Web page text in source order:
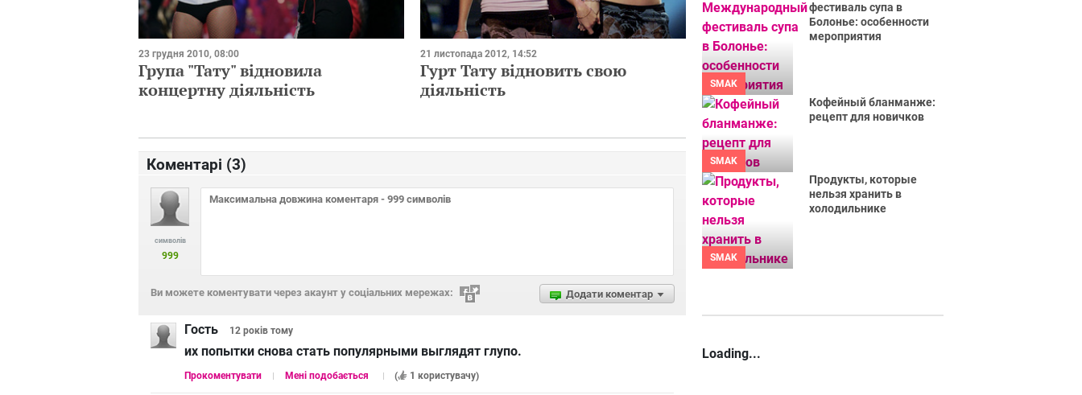
23 грудня 2010, 08:00
Група "Тату" відновила
концертну діяльність
21 листопада 2012, 14:52
Гурт Тату відновить свою
діяльність
Коментарі (3)
символів
999
Додати коментар
Ви можете коментувати через акаунт у соціальних мережах:
Гость 12 років тому
их попытки снова стать популярными выглядят глупо.
Прокоментувати Мені подобається ( 1 користувачу)
SMAK
фестиваль супа в
Болонье: особенности
мероприятия
SMAK
Кофейный бланманже:
рецепт для новичков
SMAK
Продукты, которые
нельзя хранить в
холодильнике
Loading...